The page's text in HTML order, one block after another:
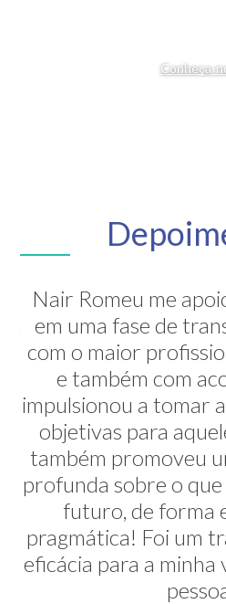
Conheça-
Nair Romeu me
em uma fase de
com o maior
e também com
impulsionou a tomar
objetivas para
também promoveu
profunda sobre o
futuro, de forma
pragmática! Foi um
eficácia para a minha
A Nair é
grande
alternativas na
carreira. E ela faz
muito sútil e
profissão nunca
Erica
Consultora em Qualidade,
Segurança do